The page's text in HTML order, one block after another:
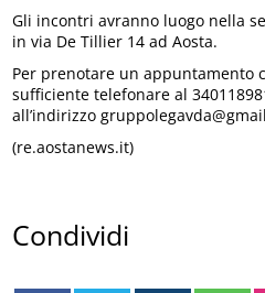
Gli incontri avranno luogo nella
in via De Tillier 14 ad Aosta.
Per prenotare un appuntamento
sufficiente telefonare al
all’indirizzo
(re.aostanews.it)
Condividi